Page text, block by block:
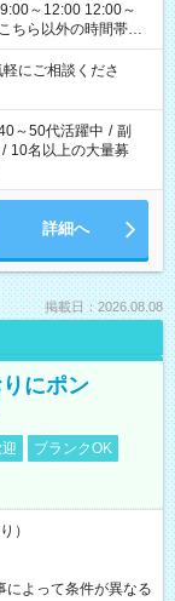
にご相談くださ
～50代活躍中 / 副
/ 10名以上の大量募
詳細へ
掲載日：2026.08.08
にポン
ブランクOK
）
よって条件が異なる